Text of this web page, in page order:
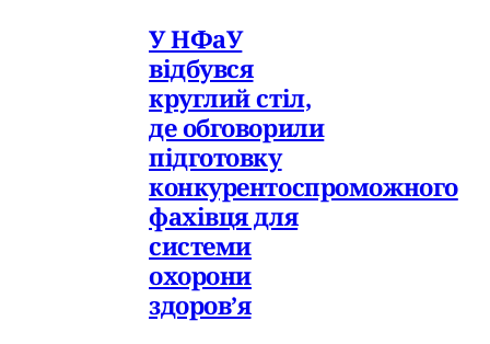
У НФаУ
відбувся
круглий стіл,
де обговорили
підготовку
конкурентоспроможного
фахівця для
системи
охорони
здоров’я